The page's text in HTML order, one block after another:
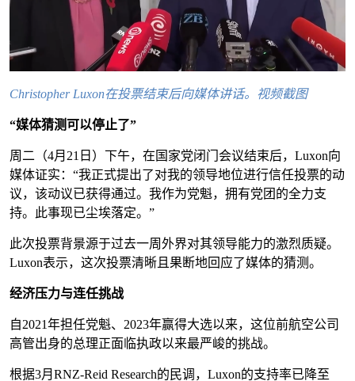
Christopher Luxon在投票结束后向媒体讲话。视频截图
“媒体猜测可以停止了”
周二（4月21日）下午，在国家党闭门会议结束后，Luxon向
媒体证实：“我正式提出了对我的领导地位进行信任投票的动
议，该动议已获得通过。我作为党魁，拥有党团的全力支
持。此事现已尘埃落定。”
此次投票背景源于过去一周外界对其领导能力的激烈质疑。
Luxon表示，这次投票清晰且果断地回应了媒体的猜测。
经济压力与连任挑战
自2021年担任党魁、2023年赢得大选以来，这位前航空公司
高管出身的总理正面临执政以来最严峻的挑战。
根据3月RNZ-Reid Research的民调，Luxon的支持率已降至